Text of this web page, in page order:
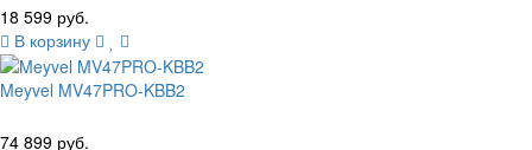
18 599 руб.
В корзину
Meyvel MV47PRO-KBB2
74 899 руб.